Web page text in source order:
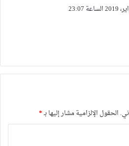
الحقول الإلزامية مشار إليها بـ*